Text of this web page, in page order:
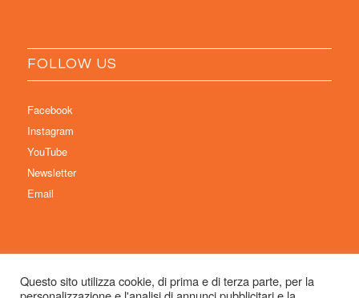
FOLLOW US
Facebook
Instagram
YouTube
Newsletter
Email
Questo sito utilizza cookie, di prima e di terza parte, per la